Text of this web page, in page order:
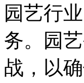
园艺行
务。园
战，以